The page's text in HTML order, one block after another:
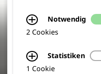
PRODUKTWELTEN
Notwendig
2 Cookies
Statistiken
1 Cookie